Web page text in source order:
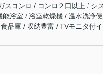
スコンロ / コンロ２口以上 / シ
浴室 / 浴室乾燥機 / 温水洗浄便
品庫 / 収納豊富 / TVモニタ付